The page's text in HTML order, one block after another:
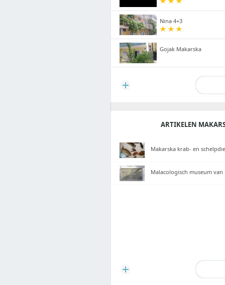
Nina 4+3
Gojak Makarska
ARTIKELEN
Makarska krab- en
Malacologisch museum van